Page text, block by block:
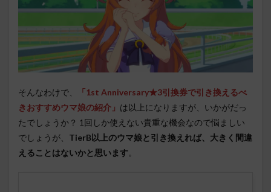
そんなわけで、
「1st Anniversary★3引換券で引き換えるべ
きおすすめウマ娘の紹介」 は以上になりますが、いかがだっ
たでしょうか？ 1回しか使えない貴重な機会なので悩ましい
でしょうが、 TierB以上のウマ娘と引き換えれば、大きく間違
えることはないかと思います。